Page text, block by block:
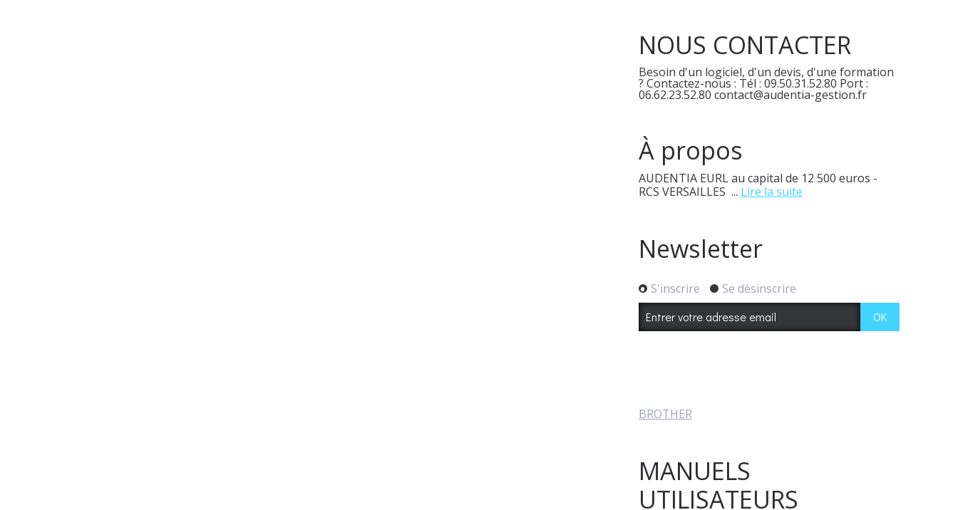
NOUS CONTACTER
Besoin d'un logiciel, d'un devis, d'une formation
? Contactez-nous : Tél : 09.50.31.52.80 Port :
06.62.23.52.80 contact@audentia-gestion.fr
À propos
AUDENTIA EURL au capital de 12 500 euros -
RCS VERSAILLES ... Lire la suite
Newsletter
S'inscrire Se désinscrire
BROTHER
MANUELS
UTILISATEURS